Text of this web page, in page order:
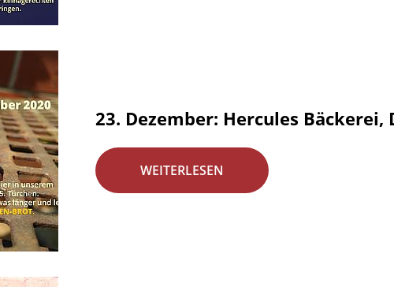
23. Dezember: Hercules Bäckerei,
WEITERLESEN